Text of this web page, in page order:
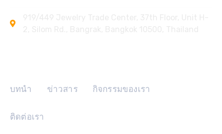
บทนำ ข่าวสาร กิจกรรมของเรา
ติดต่อเรา